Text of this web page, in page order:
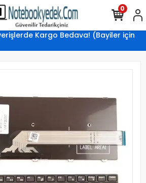
Kargo Bedava! (Bayiler için
0